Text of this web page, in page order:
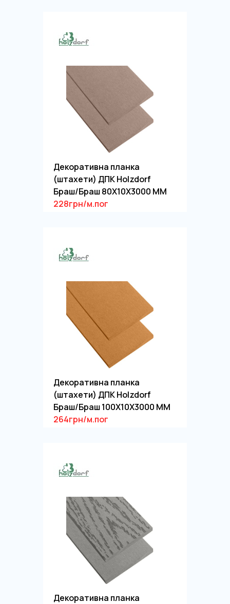
Декоративна планка
(штахети) ДПК Holzdorf
Браш/Браш 80Х10Х3000 ММ
228грн/м.пог
Декоративна планка
(штахети) ДПК Holzdorf
Браш/Браш 100Х10Х3000 ММ
264грн/м.пог
Декоративна планка